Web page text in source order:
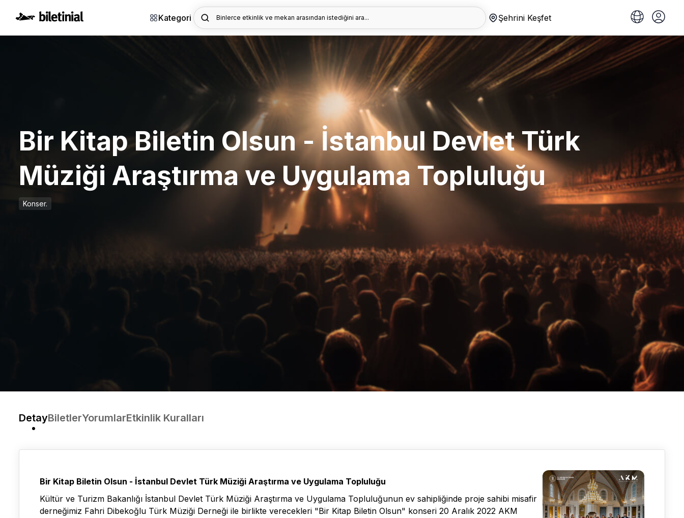
Kategori Binlerce etkinlik ve mekan arasından istediğini ara... Şehrini Keşfet
Bir Kitap Biletin Olsun - İstanbul Devlet Türk
Müziği Araştırma ve Uygulama Topluluğu
Konser.
DetayBiletlerYorumlarEtkinlik Kuralları
Bir Kitap Biletin Olsun - İstanbul Devlet Türk Müziği Araştırma ve Uygulama Topluluğu
Kültür ve Turizm Bakanlığı İstanbul Devlet Türk Müziği Araştırma ve Uygulama Topluluğunun ev sahipliğinde proje sahibi misafir
derneğimiz Fahri Dibekoğlu Türk Müziği Derneği ile birlikte verecekleri "Bir Kitap Biletin Olsun" konseri 20 Aralık 2022 AKM